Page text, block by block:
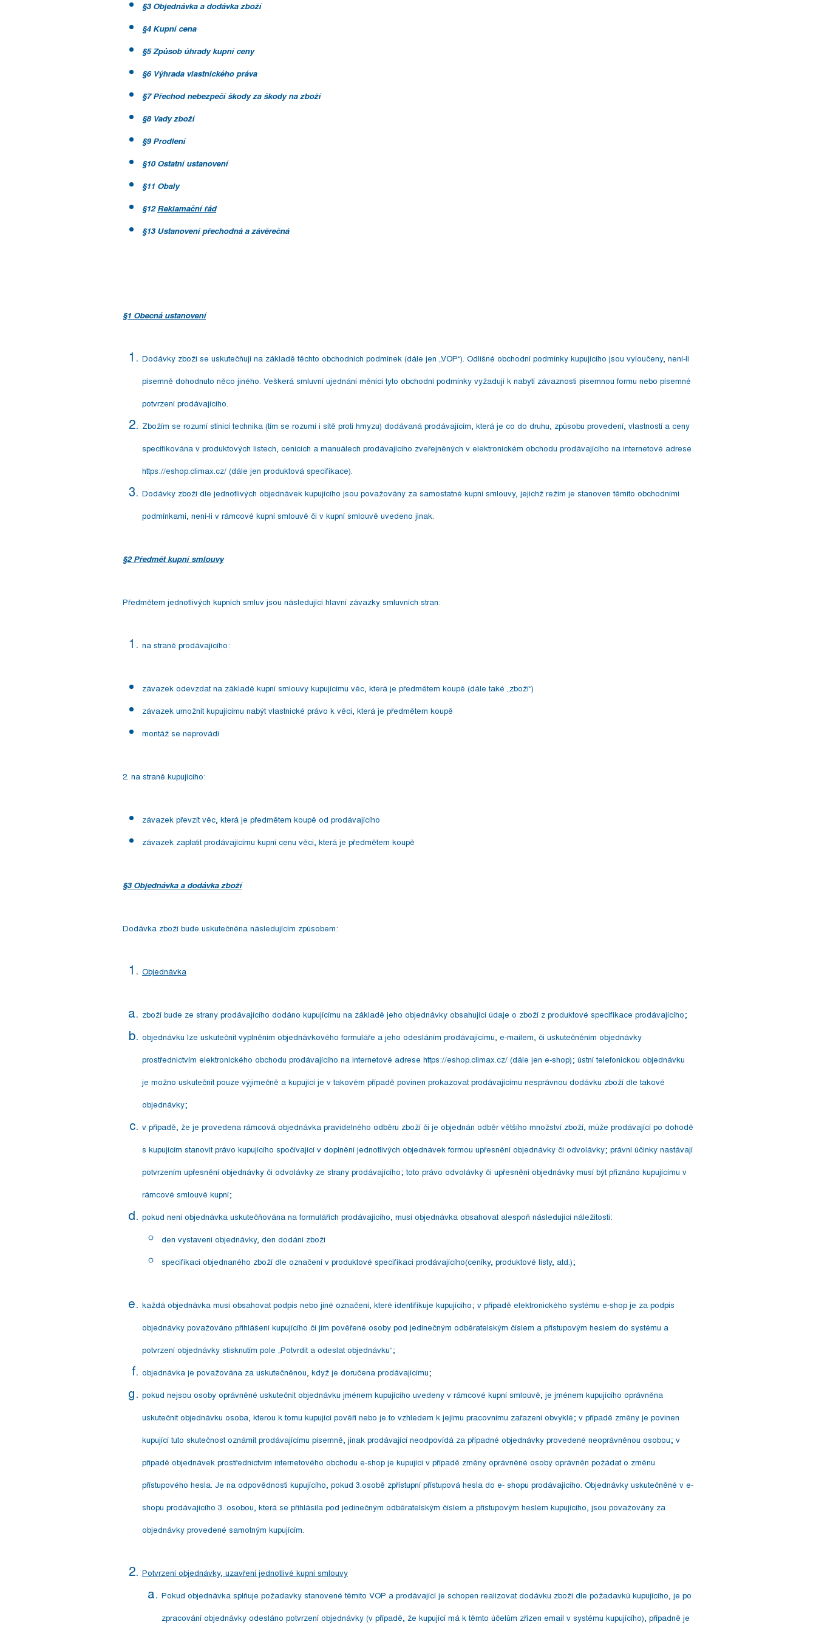
§3 Objednávka a dodávka zboží
§4 Kupní cena
§5 Způsob úhrady kupní ceny
§6 Výhrada vlastnického práva
§7 Přechod nebezpečí škody za škody na zboží
§8 Vady zboží
§9 Prodlení
§10 Ostatní ustanovení
§11 Obaly
§12 Reklamační řád
§13 Ustanovení přechodná a závěrečná
§1 Obecná ustanovení
Dodávky zboží se uskutečňují na základě těchto obchodních podmínek (dále jen „VOP“). Odlišné obchodní podmínky kupujícího jsou vyloučeny, není-li
písemně dohodnuto něco jiného. Veškerá smluvní ujednání měnící tyto obchodní podmínky vyžadují k nabytí závaznosti písemnou formu nebo písemné
potvrzení prodávajícího.
Zbožím se rozumí stínicí technika (tím se rozumí i sítě proti hmyzu) dodávaná prodávajícím, která je co do druhu, způsobu provedení, vlastností a ceny
specifikována v produktových listech, cenících a manuálech prodávajícího zveřejněných v elektronickém obchodu prodávajícího na internetové adrese
https://eshop.climax.cz/ (dále jen produktová specifikace).
Dodávky zboží dle jednotlivých objednávek kupujícího jsou považovány za samostatné kupní smlouvy, jejichž režim je stanoven těmito obchodními
podmínkami, není-li v rámcové kupní smlouvě či v kupní smlouvě uvedeno jinak.
§2 Předmět kupní smlouvy
Předmětem jednotlivých kupních smluv jsou následující hlavní závazky smluvních stran:
na straně prodávajícího:
závazek odevzdat na základě kupní smlouvy kupujícímu věc, která je předmětem koupě (dále také „zboží“)
závazek umožnit kupujícímu nabýt vlastnické právo k věci, která je předmětem koupě
montáž se neprovádí
2. na straně kupujícího:
závazek převzít věc, která je předmětem koupě od prodávajícího
závazek zaplatit prodávajícímu kupní cenu věci, která je předmětem koupě
§3 Objednávka a dodávka zboží
Dodávka zboží bude uskutečněna následujícím způsobem:
Objednávka
zboží bude ze strany prodávajícího dodáno kupujícímu na základě jeho objednávky obsahující údaje o zboží z produktové specifikace prodávajícího;
objednávku lze uskutečnit vyplněním objednávkového formuláře a jeho odesláním prodávajícímu, e-mailem, či uskutečněním objednávky
prostřednictvím elektronického obchodu prodávajícího na internetové adrese https://eshop.climax.cz/ (dále jen e-shop); ústní telefonickou objednávku
je možno uskutečnit pouze výjimečně a kupující je v takovém případě povinen prokazovat prodávajícímu nesprávnou dodávku zboží dle takové
objednávky;
v případě, že je provedena rámcová objednávka pravidelného odběru zboží či je objednán odběr většího množství zboží, může prodávající po dohodě
s kupujícím stanovit právo kupujícího spočívající v doplnění jednotlivých objednávek formou upřesnění objednávky či odvolávky; právní účinky nastávají
potvrzením upřesnění objednávky či odvolávky ze strany prodávajícího; toto právo odvolávky či upřesnění objednávky musí být přiznáno kupujícímu v
rámcové smlouvě kupní;
pokud není objednávka uskutečňována na formulářích prodávajícího, musí objednávka obsahovat alespoň následující náležitosti:
den vystavení objednávky, den dodání zboží
specifikaci objednaného zboží dle označení v produktové specifikaci prodávajícího(ceníky, produktové listy, atd.);
každá objednávka musí obsahovat podpis nebo jiné označení, které identifikuje kupujícího; v případě elektronického systému e-shop je za podpis
objednávky považováno přihlášení kupujícího či jím pověřené osoby pod jedinečným odběratelským číslem a přístupovým heslem do systému a
potvrzení objednávky stisknutím pole „Potvrdit a odeslat objednávku“;
objednávka je považována za uskutečněnou, když je doručena prodávajícímu;
pokud nejsou osoby oprávněné uskutečnit objednávku jménem kupujícího uvedeny v rámcové kupní smlouvě, je jménem kupujícího oprávněna
uskutečnit objednávku osoba, kterou k tomu kupující pověří nebo je to vzhledem k jejímu pracovnímu zařazení obvyklé; v případě změny je povinen
kupující tuto skutečnost oznámit prodávajícímu písemně, jinak prodávající neodpovídá za případné objednávky provedené neoprávněnou osobou; v
případě objednávek prostřednictvím internetového obchodu e-shop je kupující v případě změny oprávněné osoby oprávněn požádat o změnu
přístupového hesla. Je na odpovědnosti kupujícího, pokud 3.osobě zpřístupní přístupová hesla do e- shopu prodávajícího. Objednávky uskutečněné v e-
shopu prodávajícího 3. osobou, která se přihlásila pod jedinečným odběratelským číslem a přístupovým heslem kupujícího, jsou považovány za
objednávky provedené samotným kupujícím.
Potvrzení objednávky, uzavření jednotlivé kupní smlouvy
Pokud objednávka splňuje požadavky stanovené těmito VOP a prodávající je schopen realizovat dodávku zboží dle požadavků kupujícího, je po
zpracování objednávky odesláno potvrzení objednávky (v případě, že kupující má k těmto účelům zřízen email v systému kupujícího), případně je